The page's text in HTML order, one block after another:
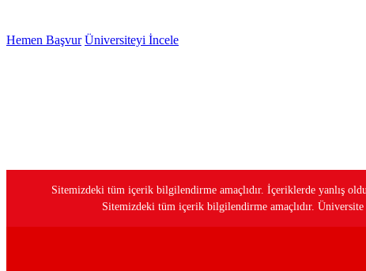
Hemen Başvur Üniversiteyi İncele
Sitemizdeki tüm içerik bilgilendirme amaçlıdır. İçeriklerde yanlış
Sitemizdeki tüm içerik bilgilendirme amaçlıdır.